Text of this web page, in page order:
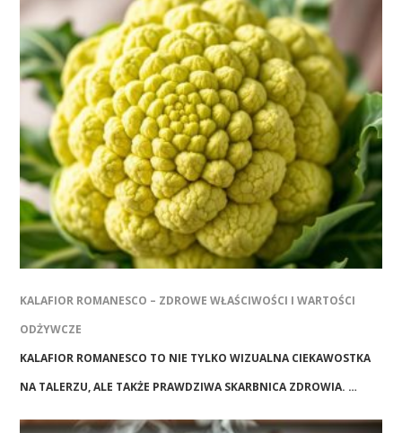
KALAFIOR ROMANESCO – ZDROWE WŁAŚCIWOŚCI I WARTOŚCI
ODŻYWCZE
KALAFIOR ROMANESCO TO NIE TYLKO WIZUALNA CIEKAWOSTKA
NA TALERZU, ALE TAKŻE PRAWDZIWA SKARBNICA ZDROWIA. …